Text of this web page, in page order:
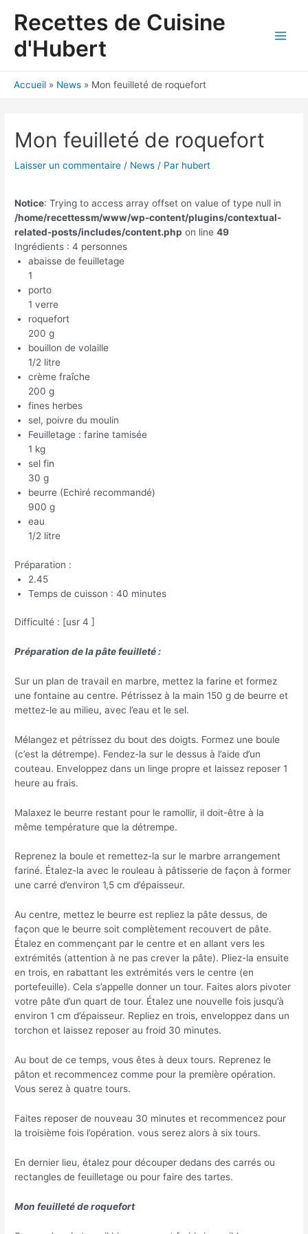
Recettes de Cuisine
d'Hubert
Accueil News Mon feuilleté de roquefort
Mon feuilleté de roquefort
Laisser un commentaire / News / Par hubert
Notice: Trying to access array offset on value of type null in
/home/recettessm/www/wp-content/plugins/contextual-
related-posts/includes/content.php on line49
Ingrédients : 4 personnes
abaisse de feuilletage
1
porto
1 verre
roquefort
200 g
bouillon de volaille
1/2 litre
crème fraîche
200 g
fines herbes
sel, poivre du moulin
Feuilletage : farine tamisée
1 kg
sel fin
30 g
beurre (Echiré recommandé)
900 g
eau
1/2 litre
Préparation :
2.45
Temps de cuisson : 40 minutes
Difficulté : [usr 4 ]
Préparation de la pâte feuilleté :
Sur un plan de travail en marbre, mettez la farine et formez
une fontaine au centre. Pétrissez à la main 150 g de beurre et
mettez-le au milieu, avec l’eau et le sel.
Mélangez et pétrissez du bout des doigts. Formez une boule
(c’est la détrempe). Fendez-la sur le dessus à l’aide d’un
couteau. Enveloppez dans un linge propre et laissez reposer 1
heure au frais.
Malaxez le beurre restant pour le ramollir, il doit-être à la
même température que la détrempe.
Reprenez la boule et remettez-la sur le marbre arrangement
fariné. Étalez-la avec le rouleau à pâtisserie de façon à former
une carré d’environ 1,5 cm d’épaisseur.
Au centre, mettez le beurre est repliez la pâte dessus, de
façon que le beurre soit complètement recouvert de pâte.
Étalez en commençant par le centre et en allant vers les
extrémités (attention à ne pas crever la pâte). Pliez-la ensuite
en trois, en rabattant les extrémités vers le centre (en
portefeuille). Cela s’appelle donner un tour. Faites alors pivoter
votre pâte d’un quart de tour. Étalez une nouvelle fois jusqu’à
environ 1 cm d’épaisseur. Repliez en trois, enveloppez dans un
torchon et laissez reposer au froid 30 minutes.
Au bout de ce temps, vous êtes à deux tours. Reprenez le
pâton et recommencez comme pour la première opération.
Vous serez à quatre tours.
Faites reposer de nouveau 30 minutes et recommencez pour
la troisième fois l’opération. vous serez alors à six tours.
En dernier lieu, étalez pour découper dedans des carrés ou
rectangles de feuilletage ou pour faire des tartes.
Mon feuilleté de roquefort